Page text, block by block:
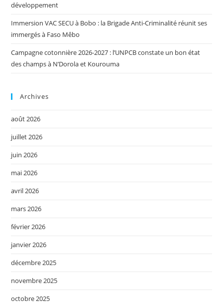
développement
Immersion VAC SECU à Bobo : la Brigade Anti-Criminalité réunit ses
immergés à Faso Mêbo
Campagne cotonnière 2026-2027 : l’UNPCB constate un bon état
des champs à N’Dorola et Kourouma
Archives
août 2026
juillet 2026
juin 2026
mai 2026
avril 2026
mars 2026
février 2026
janvier 2026
décembre 2025
novembre 2025
octobre 2025